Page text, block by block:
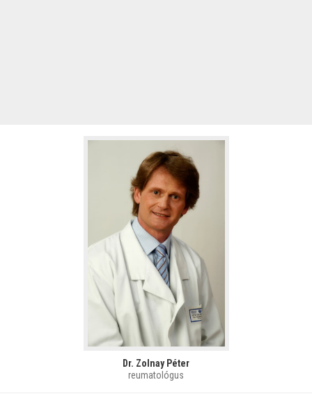
Dr. Zolnay Péter
reumatológus